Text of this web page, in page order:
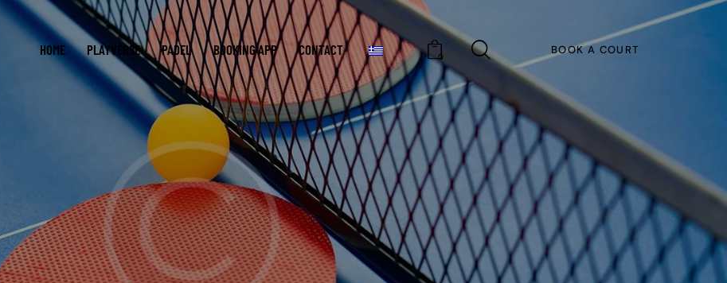
HOME PLAYVERSE PADEL BOOKING APP CONTACT 0
BOOK A COURT